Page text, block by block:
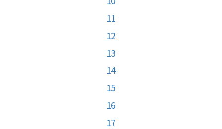
11
12
13
14
15
16
17